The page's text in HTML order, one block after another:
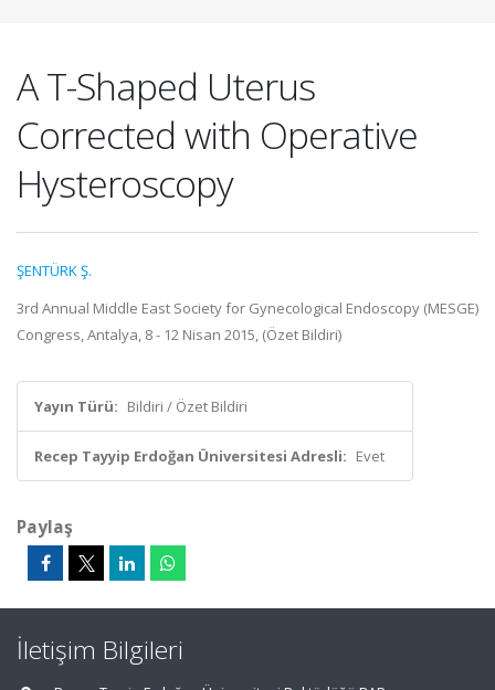
A T-Shaped Uterus
Corrected with Operative
Hysteroscopy
ŞENTÜRK Ş.
3rd Annual Middle East Society for Gynecological Endoscopy (MESGE)
Congress, Antalya, 8 - 12 Nisan 2015, (Özet Bildiri)
Yayın Türü: Bildiri / Özet Bildiri
Recep Tayyip Erdoğan Üniversitesi Adresli: Evet
Paylaş
İletişim Bilgileri